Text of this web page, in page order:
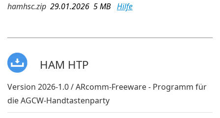
hamhsc.zip 29.01.2026 5 MB Hilfe
HAM HTP
Version 2026-1.0 / ARcomm-Freeware - Programm für
die AGCW-Handtastenparty